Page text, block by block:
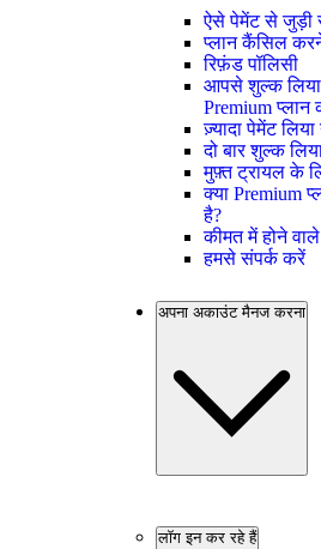
ऐसे पेमेंट से जुड़ी
प्लान कैंसिल
रिफ़ंड पॉलिसी
आपसे शुल्क
Premium प्लान
ज़्यादा पेमेंट लिया
दो बार शुल्क
मुफ़्त ट्रायल के
क्या Premium
है?
कीमत में होने
हमसे संपर्क करें
अपना अकाउंट मैनज करना
लॉग इन कर रहे हैं